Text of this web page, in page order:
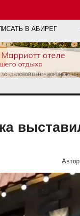
В АБИРЕГ